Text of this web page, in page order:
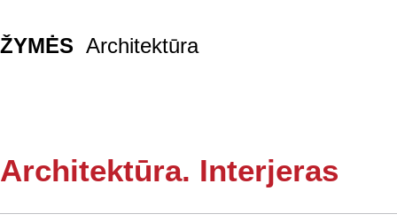
ŽYMĖS Architektūra
Architektūra. Interjeras